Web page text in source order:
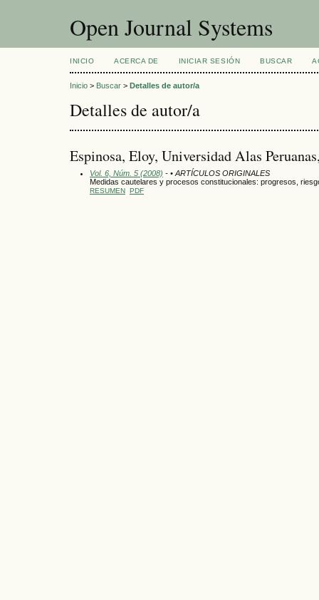
Open Journal Systems
INICIO ACERCA DE INICIAR SESIÓN BUSCAR
Inicio > Buscar > Detalles de autor/a
Detalles de autor/a
Espinosa, Eloy, Universidad Alas
Vol. 6, Núm. 5 (2008) - • ARTÍCULOS ORIGINALES
Medidas cautelares y procesos constitucionales: progresos,
RESUMEN PDF